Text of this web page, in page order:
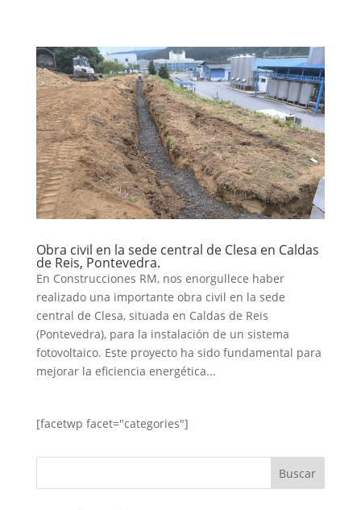
Obra civil en la sede central de Clesa en Caldas
de Reis, Pontevedra.
En Construcciones RM, nos enorgullece haber
realizado una importante obra civil en la sede
central de Clesa, situada en Caldas de Reis
(Pontevedra), para la instalación de un sistema
fotovoltaico. Este proyecto ha sido fundamental para
mejorar la eficiencia energética...
[facetwp facet="categories"]